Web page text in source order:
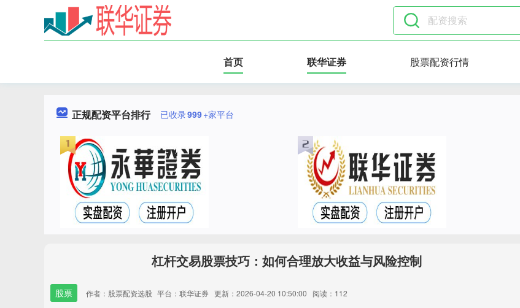
首页 联华证券 股票配资行情
正规配资平台排行 已收录999+家平台
杠杆交易股票技巧：如何合理放大收益与风险控制
股票 作者：股票配资选股 平台：联华证券 更新：2026-04-20 10:50:00 阅读：112